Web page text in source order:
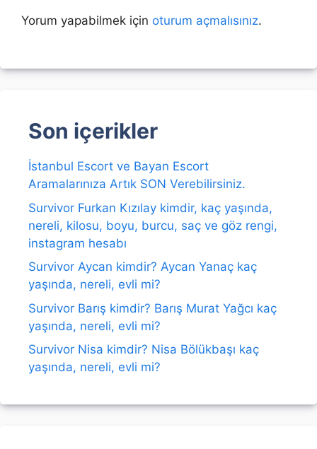
Yorum yapabilmek için oturum açmalısınız.
Son içerikler
İstanbul Escort ve Bayan Escort
Aramalarınıza Artık SON Verebilirsiniz.
Survivor Furkan Kızılay kimdir, kaç yaşında,
nereli, kilosu, boyu, burcu, saç ve göz rengi,
instagram hesabı
Survivor Aycan kimdir? Aycan Yanaç kaç
yaşında, nereli, evli mi?
Survivor Barış kimdir? Barış Murat Yağcı kaç
yaşında, nereli, evli mi?
Survivor Nisa kimdir? Nisa Bölükbaşı kaç
yaşında, nereli, evli mi?